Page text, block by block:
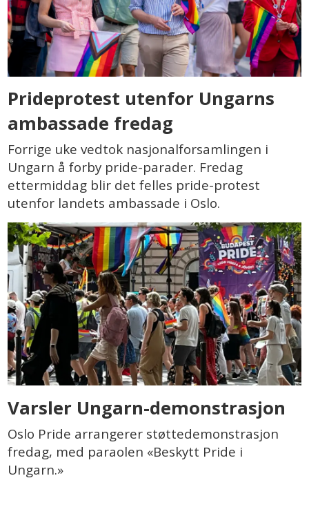
Prideprotest utenfor Ungarns
ambassade fredag
Forrige uke vedtok nasjonalforsamlingen i
Ungarn å forby pride-parader. Fredag
ettermiddag blir det felles pride-protest
utenfor landets ambassade i Oslo.
Varsler Ungarn-demonstrasjon
Oslo Pride arrangerer støttedemonstrasjon
fredag, med paraolen «Beskytt Pride i
Ungarn.»